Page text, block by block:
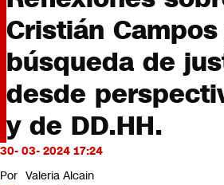
Servicios
Bits
CNN Data
CNN tiempo
Futuro 360
Opinión
Cristián
búsqueda de
desde
y de DD.HH.
30- 03- 2024 17:24
Por Valeria Alcain